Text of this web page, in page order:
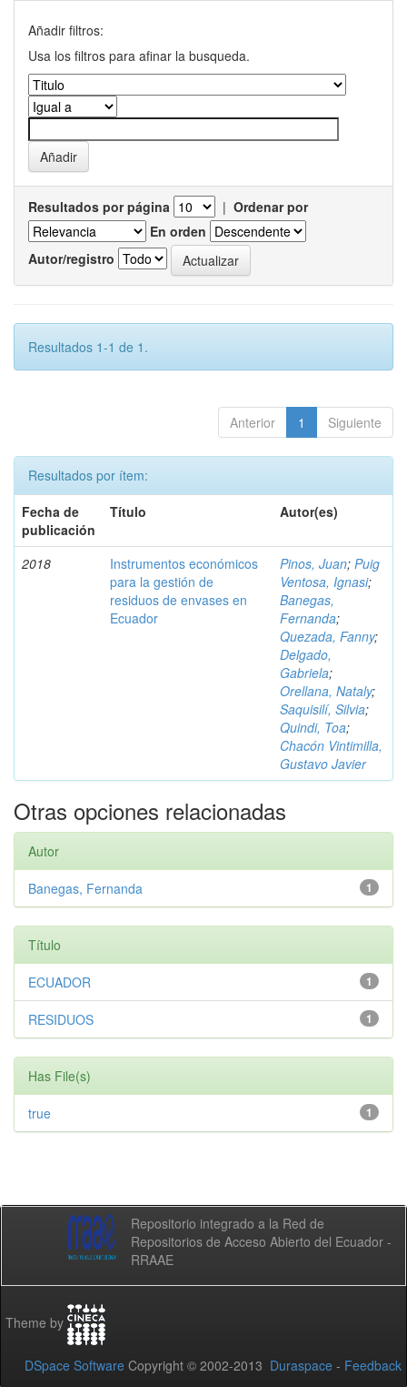
Añadir filtros:
Usa los filtros para afinar la busqueda.
Resultados por página | Ordenar por
En orden
Autor/registro
Resultados 1-1 de 1.
Anterior 1 Siguiente
Resultados por ítem:
Fecha de
publicación
Título Autor(es)
2018
Instrumentos económicos
para la gestión de
residuos de envases en
Ecuador
Pinos, Juan; Puig
Ventosa, Ignasi;
Banegas,
Fernanda;
Quezada, Fanny;
Delgado,
Gabriela;
Orellana, Nataly;
Saquisilí, Silvia;
Quindi, Toa;
Chacón Vintimilla,
Gustavo Javier
Otras opciones relacionadas
Autor
1
Banegas, Fernanda
Título
1
ECUADOR
1
RESIDUOS
Has File(s)
1
true
Repositorio integrado a la Red de
Repositorios de Acceso Abierto del Ecuador -
RRAAE
Theme by
DSpace Software Copyright © 2002-2013 Duraspace - Feedback